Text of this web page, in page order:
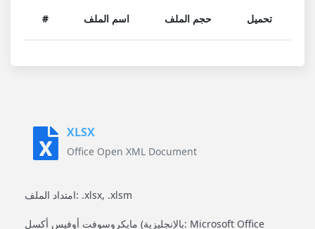
# اسم الملف حجم الملف تحميل
XLSX
Office Open XML Document
امتداد الملف: .xlsx, .xlsm
مايكروسوفت أوفيس أكسل (بالإنجليزية: Microsoft Office